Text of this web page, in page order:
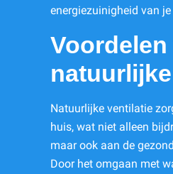
energiezuinigheid van
Voordelen
Natuurlijke ventilatie
huis, wat niet alleen
maar ook aan de
Door het omgaan met